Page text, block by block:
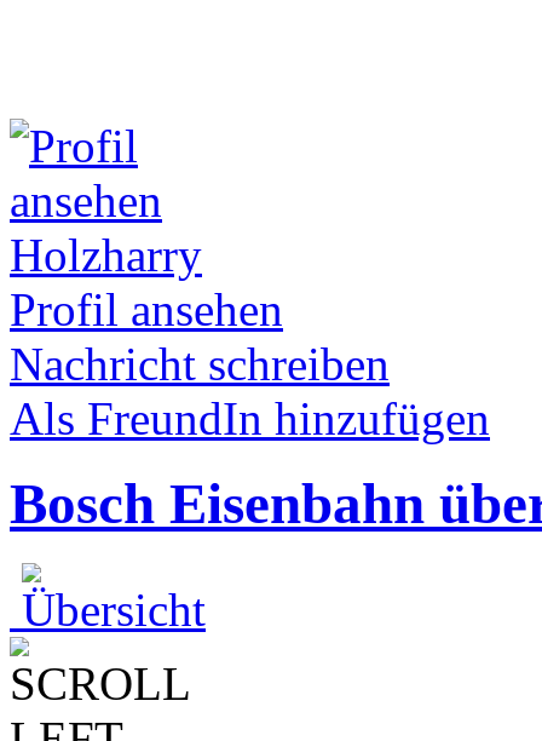
Holzharry
Profil ansehen
Nachricht schreiben
Als FreundIn hinzufügen
Bosch Eisenbahn